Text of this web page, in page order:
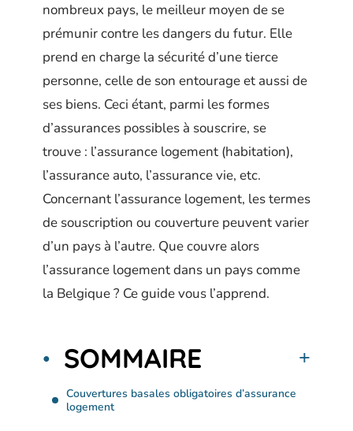
nombreux pays, le meilleur moyen de se
prémunir contre les dangers du futur. Elle
prend en charge la sécurité d’une tierce
personne, celle de son entourage et aussi de
ses biens. Ceci étant, parmi les formes
d’assurances possibles à souscrire, se
trouve : l’assurance logement (habitation),
l’assurance auto, l’assurance vie, etc.
Concernant l’assurance logement, les termes
de souscription ou couverture peuvent varier
d’un pays à l’autre. Que couvre alors
l’assurance logement dans un pays comme
la Belgique ? Ce guide vous l’apprend.
SOMMAIRE
Couvertures basales obligatoires d’assurance
logement